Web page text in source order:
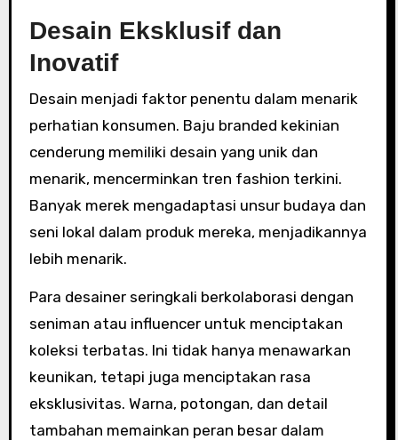
Desain Eksklusif dan
Inovatif
Desain menjadi faktor penentu dalam menarik
perhatian konsumen. Baju branded kekinian
cenderung memiliki desain yang unik dan
menarik, mencerminkan tren fashion terkini.
Banyak merek mengadaptasi unsur budaya dan
seni lokal dalam produk mereka, menjadikannya
lebih menarik.
Para desainer seringkali berkolaborasi dengan
seniman atau influencer untuk menciptakan
koleksi terbatas. Ini tidak hanya menawarkan
keunikan, tetapi juga menciptakan rasa
eksklusivitas. Warna, potongan, dan detail
tambahan memainkan peran besar dalam